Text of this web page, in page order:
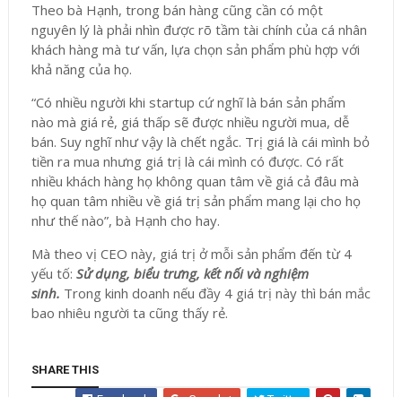
Theo bà Hạnh, trong bán hàng cũng cần có một
nguyên lý là phải nhìn được rõ tầm tài chính của cá nhân
khách hàng mà tư vấn, lựa chọn sản phẩm phù hợp với
khả năng của họ.
“Có nhiều người khi startup cứ nghĩ là bán sản phẩm
nào mà giá rẻ, giá thấp sẽ được nhiều người mua, dễ
bán. Suy nghĩ như vậy là chết ngắc. Trị giá là cái mình bỏ
tiền ra mua nhưng giá trị là cái mình có được. Có rất
nhiều khách hàng họ không quan tâm về giá cả đâu mà
họ quan tâm nhiều về giá trị sản phẩm mang lại cho họ
như thế nào”, bà Hạnh cho hay.
Mà theo vị CEO này, giá trị ở mỗi sản phẩm đến từ 4
yếu tố: Sử dụng, biểu trưng, kết nối và nghiệm
sinh. Trong kinh doanh nếu đầy 4 giá trị này thì bán mắc
bao nhiêu người ta cũng thấy rẻ.
SHARE THIS